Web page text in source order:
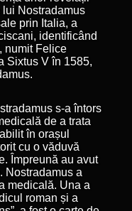
Nostradamus
prin Italia, a
identificând
numit Felice
Sixtus V în 1585,
s-a întors
de a trata
în orașul
cu o văduvă
Împreună au avut
Nostradamus a
medicală. Una a
roman și a